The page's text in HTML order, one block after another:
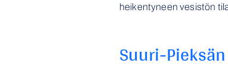
heikentyneen vesistön
Suuri-